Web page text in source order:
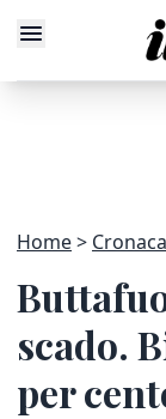
Home Cronaca
scado.
per